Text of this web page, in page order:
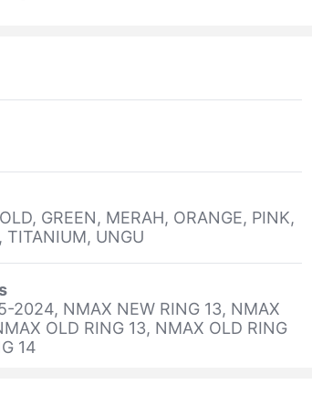
GREEN, MERAH, ORANGE, PINK,
TITANIUM, UNGU
2024, NMAX NEW RING 13, NMAX
OLD RING 13, NMAX OLD RING
14